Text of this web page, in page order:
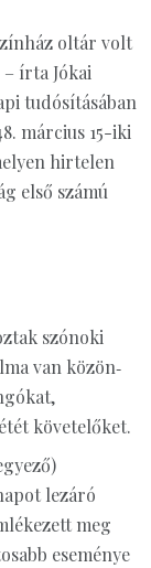
oltár volt
– írta Jókai
tudósításában
március 15-iki
hirtelen
első számú
szónoki
van kö­zön­
követelőket.
lezáró
meg
eseménye